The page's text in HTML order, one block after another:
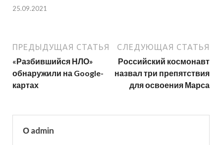
25.09.2021
ПРЕДЫДУЩАЯ СТАТЬЯ
«Разбившийся НЛО»
обнаружили на Google-
картах
СЛЕДУЮЩАЯ СТАТЬЯ
Российский космонавт
назвал три препятствия
для освоения Марса
О admin